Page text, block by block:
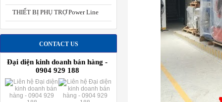
THIẾT BỊ PHỤ TRỢ Power Line
CONTACT US
Đại diện kinh doanh bán hàng -
0904 929 188